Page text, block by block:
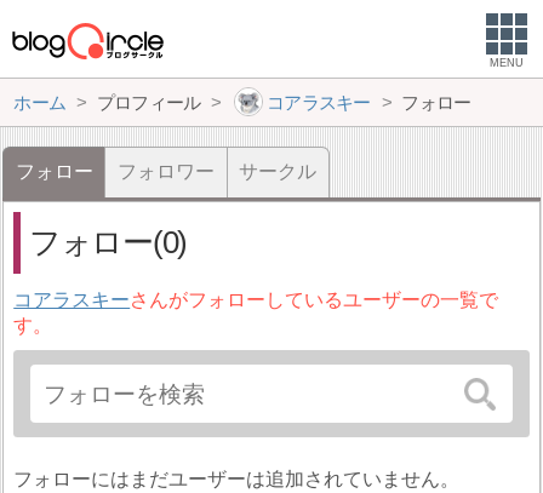
MENU
ホーム プロフィール コアラスキー フォロー
フォロー フォロワー サークル
フォロー(0)
コアラスキーさんがフォローしているユーザーの一覧で
す。
フォローにはまだユーザーは追加されていません。